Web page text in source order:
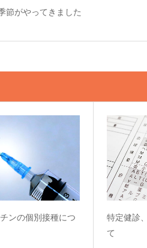
節がやってきました
ンの個別接種につ
特定健診
て